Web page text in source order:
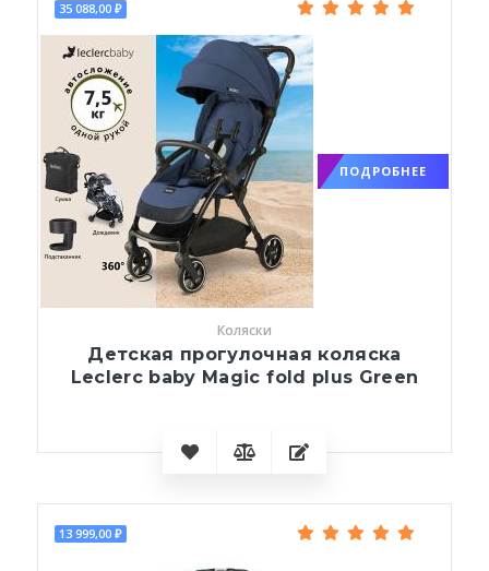
35 088,00 ₽
ПОДРОБНЕЕ
Коляски
Детская прогулочная коляска
Leclerc baby Magic fold plus Green
13 999,00 ₽